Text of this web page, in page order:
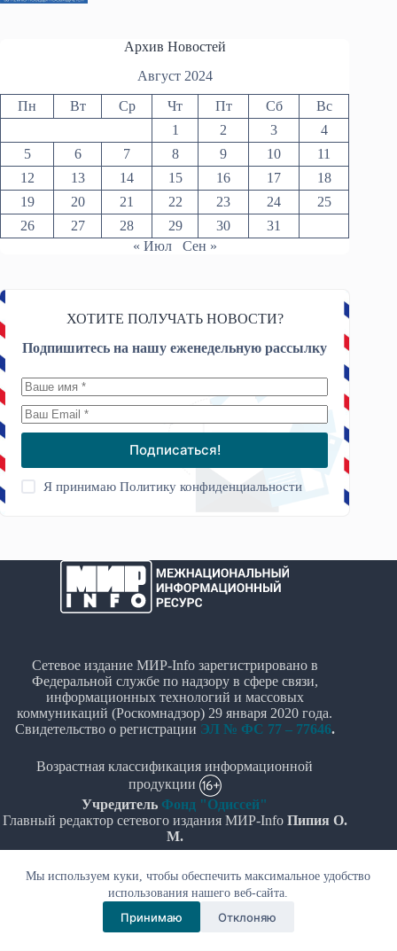
Мы используем куки, чтобы обеспечить максимальное удобство
использования нашего веб-сайта.
Принимаю Отклоняю
Архив Новостей
Август 2024
Пн Вт Ср Чт Пт Сб
Вс
1
2 3
4
5
6 7 8 9 10
11
12
13 14 15 16 17
18
19
20 21 22 23 24
25
26
27 28 29 30
31
« Июл
Сен »
ХОТИТЕ ПОЛУЧАТЬ НОВОСТИ?
Подпишитесь на нашу еженедельную рассылку
Подписаться!
Я принимаюПолитику конфиденциальности
Сетевое издание МИР-Info зарегистрировано в
Федеральной службе по надзору в сфере связи,
информационных технологий и массовых
коммуникаций (Роскомнадзор) 29 января 2020 года.
Свидетельство о регистрации ЭЛ № ФС 77 – 77646.
Возрастная классификация информационной
продукции
Учредитель Фонд "Одиссей"
Главный редактор сетевого издания МИР-Info Пипия О.
М.
Политика в отношении обработки персональных
данных
© Все права защищены 2020-2026г. - "МИР-Info"